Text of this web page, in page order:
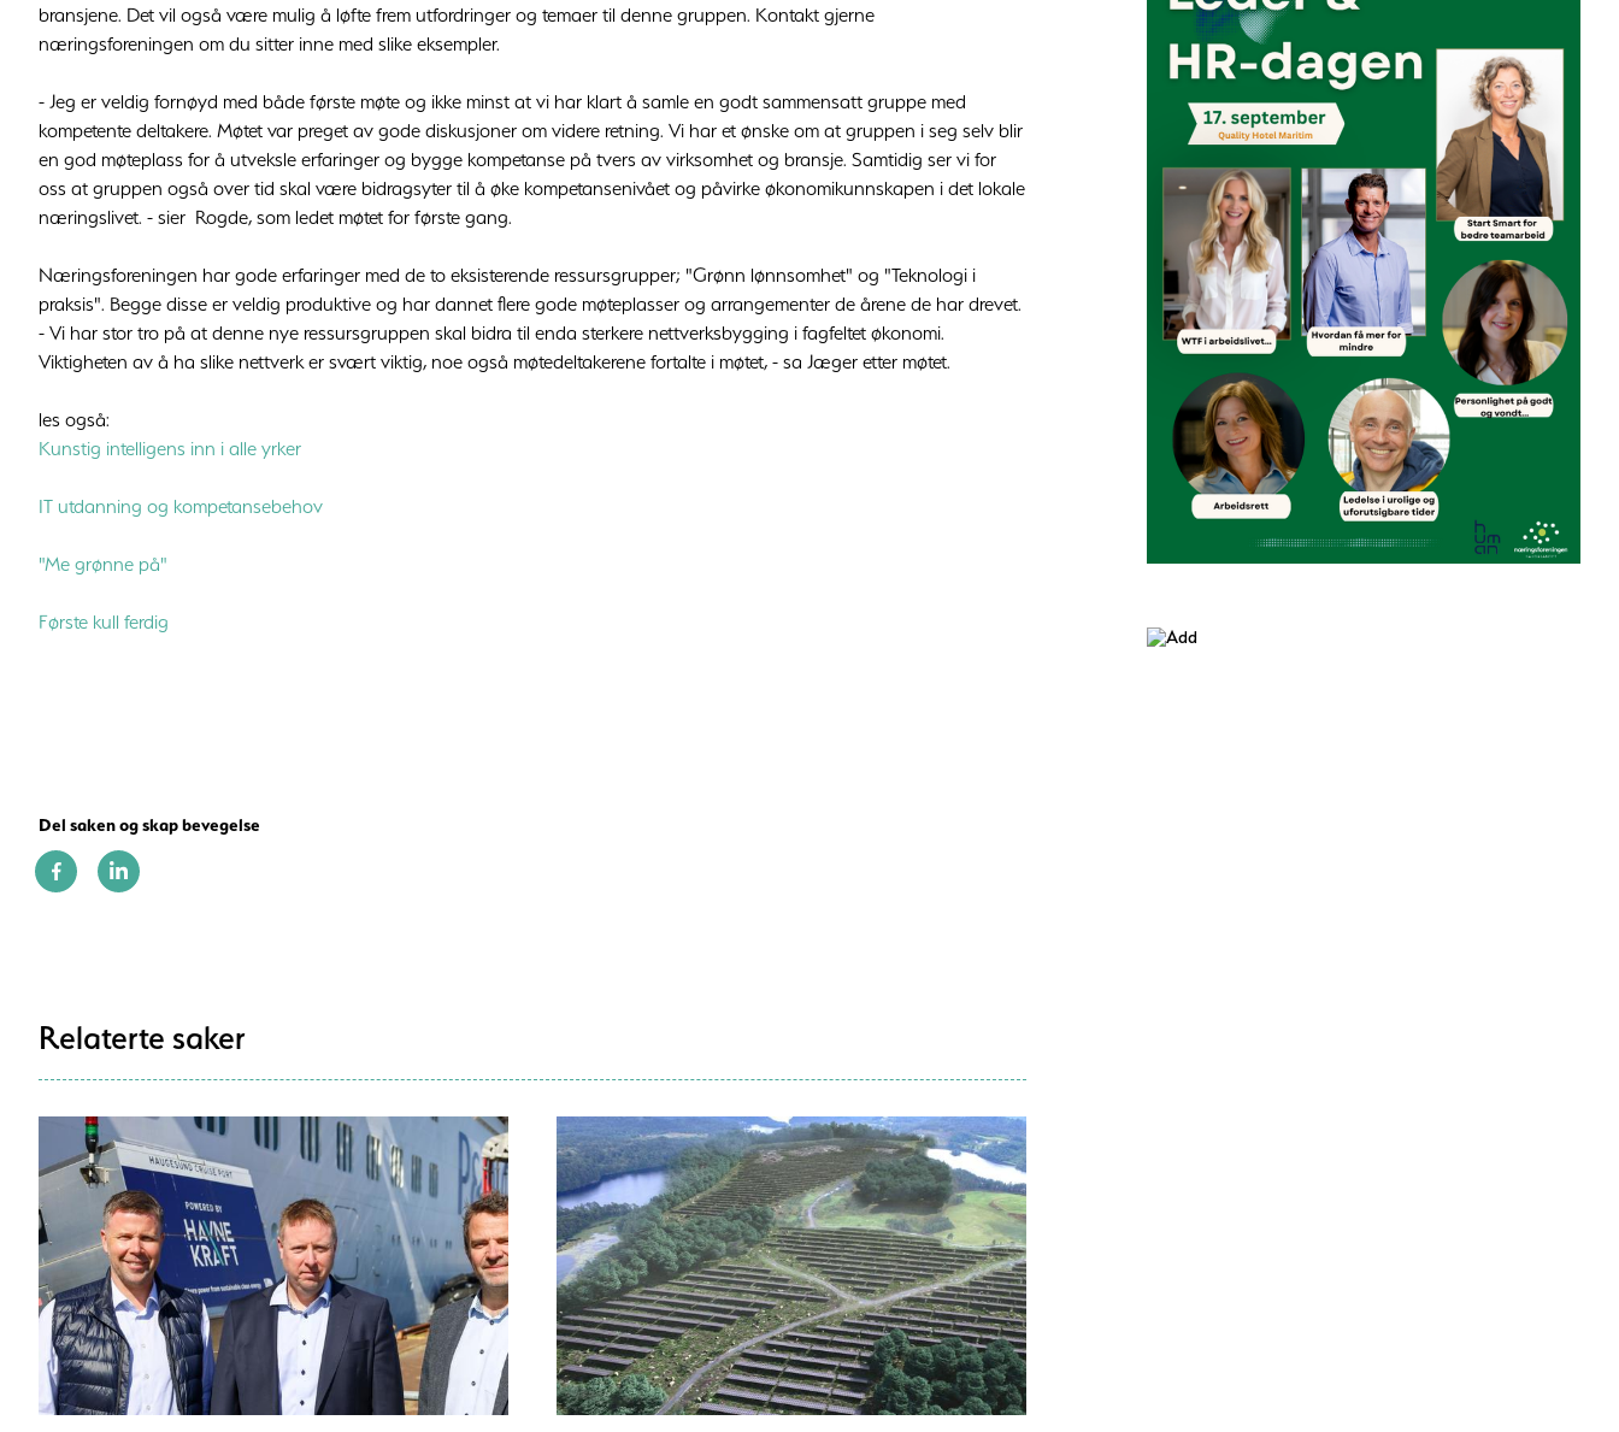
bransjene. Det vil også være mulig å løfte frem utfordringer og temaer til denne gruppen. Kontakt gjerne
næringsforeningen om du sitter inne med slike eksempler.
- Jeg er veldig fornøyd med både første møte og ikke minst at vi har klart å samle en godt sammensatt gruppe med
kompetente deltakere. Møtet var preget av gode diskusjoner om videre retning. Vi har et ønske om at gruppen i seg selv blir
en god møteplass for å utveksle erfaringer og bygge kompetanse på tvers av virksomhet og bransje. Samtidig ser vi for
oss at gruppen også over tid skal være bidragsyter til å øke kompetansenivået og påvirke økonomikunnskapen i det lokale
næringslivet. - sier Rogde, som ledet møtet for første gang.
Næringsforeningen har gode erfaringer med de to eksisterende ressursgrupper; "Grønn lønnsomhet" og "Teknologi i
praksis". Begge disse er veldig produktive og har dannet flere gode møteplasser og arrangementer de årene de har drevet.
- Vi har stor tro på at denne nye ressursgruppen skal bidra til enda sterkere nettverksbygging i fagfeltet økonomi.
Viktigheten av å ha slike nettverk er svært viktig, noe også møtedeltakerene fortalte i møtet, - sa Jæger etter møtet.
les også:
Kunstig intelligens inn i alle yrker
IT utdanning og kompetansebehov
"Me grønne på"
Første kull ferdig
Del saken og skap bevegelse
Relaterte saker